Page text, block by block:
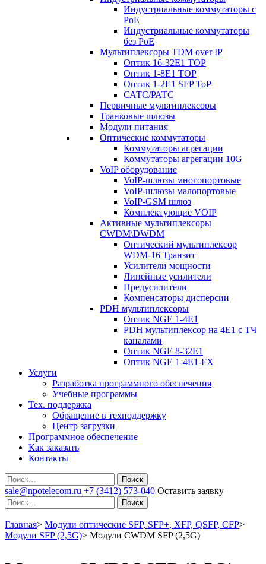
Индустриальные коммутаторы с
PoE
Индустриальные коммутаторы
без PoE
Мультиплексоры TDM over IP
Оптик 16-32E1 TOP
Оптик 1-8E1 TOP
Оптик 1-2E1 SFP ToP
САТС/РАТС
Первичные мультиплексоры
Транковые шлюзы
Модули питания
Оптические коммутаторы
Коммутаторы агрегации
Коммутаторы агрегации 10G
VoIP оборудование
VoIP-шлюзы многопортовые
VoIP-шлюзы малопортовые
VoIP-GSM шлюз
Комплектующие VOIP
Активные мультиплексоры
CWDM\DWDM
Оптический мультиплексор
WDM-16 Транзит
Усилители мощности
Линейные усилители
Предусилители
Компенсаторы дисперсии
PDH мультиплексоры
Оптик NGE 1-4E1
PDH мультиплексор на 4Е1 с ТЧ
каналами
Оптик NGE 8-32E1
Оптик NGE 1-4E1-FX
Услуги
Разработка программного обеспечения
Учебные программы
Тех. поддержка
Обращение в техподдержку
Центр загрузки
Программное обеспечение
Как заказать
Контакты
Поиск
sale@npotelecom.ru +7 (3412) 573-040 Оставить заявку
Поиск
Главная> Модули оптические SFP, SFP+, XFP, QSFP, CFP>
Модули SFP (2,5G)> Модули CWDM SFP (2,5G)